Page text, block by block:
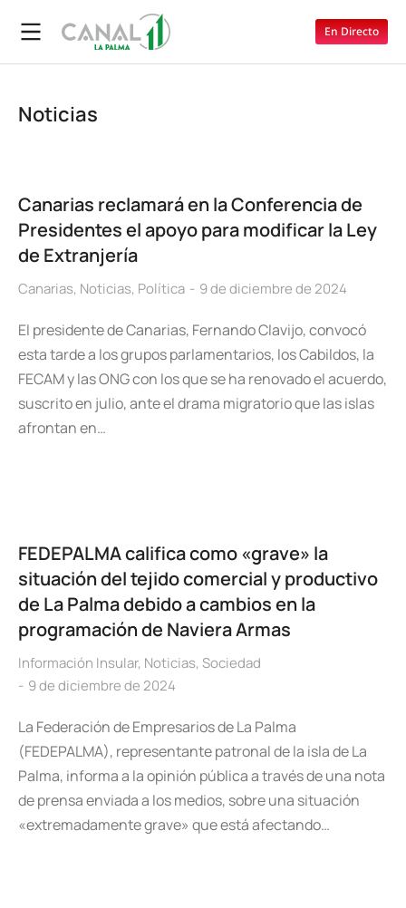
En Directo
Noticias
Canarias reclamará en la Conferencia de
Presidentes el apoyo para modificar la Ley
de Extranjería
Canarias, Noticias, Política 9 de diciembre de 2024
El presidente de Canarias, Fernando Clavijo, convocó
esta tarde a los grupos parlamentarios, los Cabildos, la
FECAM y las ONG con los que se ha renovado el acuerdo,
suscrito en julio, ante el drama migratorio que las islas
afrontan en…
FEDEPALMA califica como «grave» la
situación del tejido comercial y productivo
de La Palma debido a cambios en la
programación de Naviera Armas
Información Insular, Noticias, Sociedad
9 de diciembre de 2024
La Federación de Empresarios de La Palma
(FEDEPALMA), representante patronal de la isla de La
Palma, informa a la opinión pública a través de una nota
de prensa enviada a los medios, sobre una situación
«extremadamente grave» que está afectando…